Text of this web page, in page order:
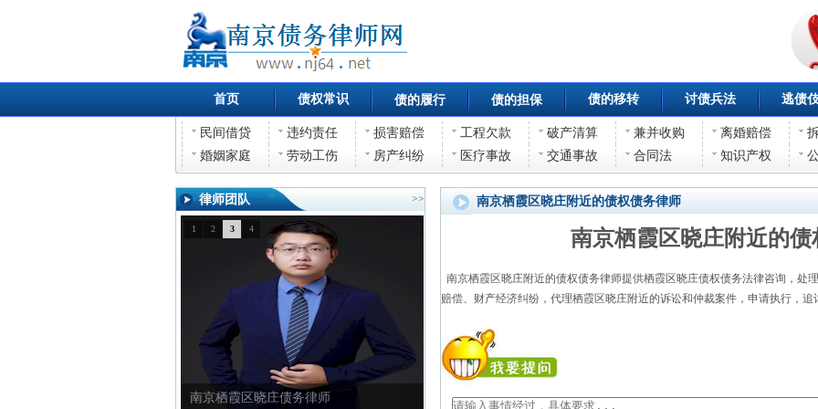
首页 债权常识 债的履行 债的担保 债的移转 讨债兵法 逃债
民间借贷 违约责任 损害赔偿 工程欠款 破产清算 兼并收购 离婚赔偿
婚姻家庭
劳动工伤 房产纠纷 医疗事故 交通事故 合同法 知识产权
律师团队 >>
南京栖霞区晓庄债务律师
1 2 3 4
南京栖霞区晓庄附近的债权债务律师
南京栖霞区晓庄附近的
南京栖霞区晓庄附近的债权债务律师提供栖霞区晓庄债权债务法律咨询，处
赔偿、财产经济纠纷，代理栖霞区晓庄附近的诉讼和仲裁案件，申请执行，